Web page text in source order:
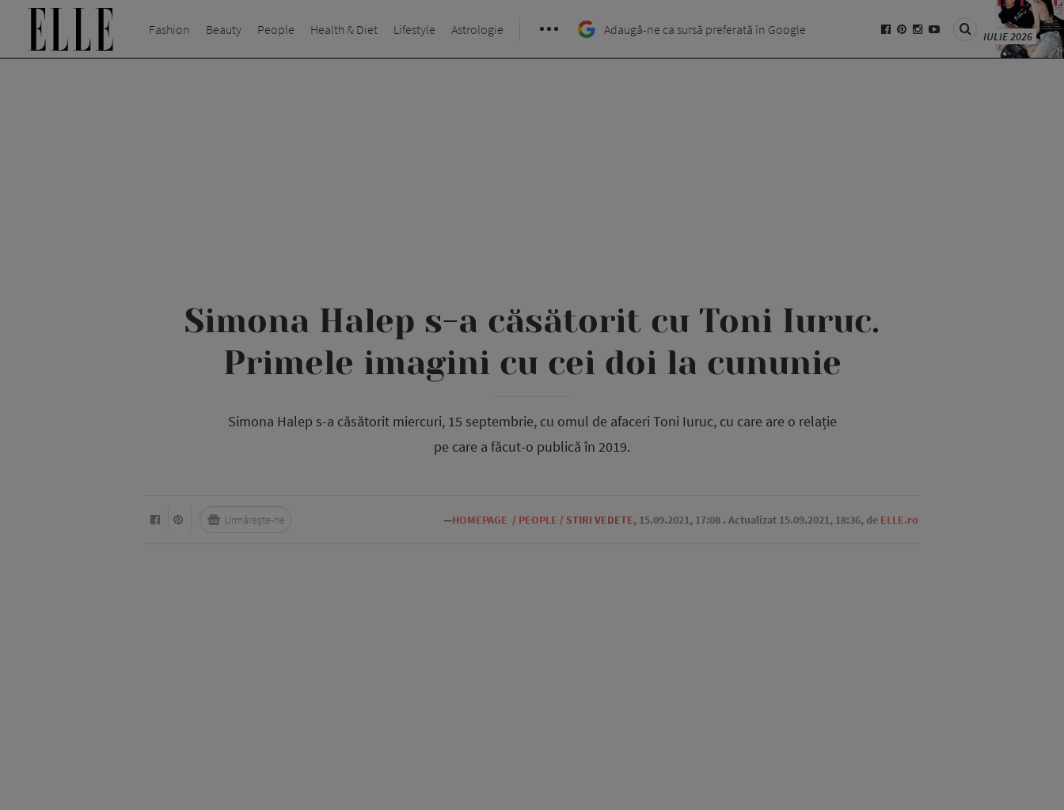
Fashion Beauty People Health & Diet Lifestyle Astrologie Adaugă-ne ca sursă preferată în Google IULIE 2026
Simona Halep s-a căsătorit cu Toni Iuruc.
Primele imagini cu cei doi la cununie
Simona Halep s-a căsătorit miercuri, 15 septembrie, cu omul de afaceri Toni Iuruc, cu care are o relație
pe care a făcut-o publică în 2019.
—HOMEPAGE / PEOPLE / STIRI VEDETE, 15.09.2021, 17:08 . Actualizat 15.09.2021, 18:36, de ELLE.ro
Urmărește-ne